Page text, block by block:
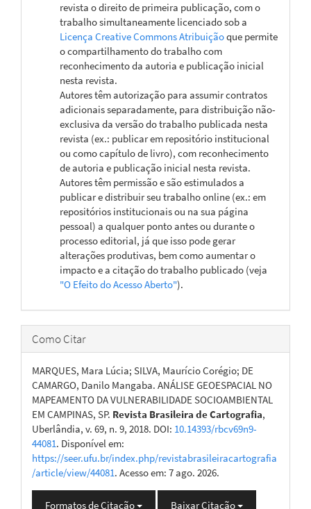
revista o direito de primeira publicação, com o
trabalho simultaneamente licenciado sob a
Licença Creative Commons Atribuiçãoque permite
o compartilhamento do trabalho com
reconhecimento da autoria e publicação inicial
nesta revista.
Autores têm autorização para assumir contratos
adicionais separadamente, para distribuição não-
exclusiva da versão do trabalho publicada nesta
revista (ex.: publicar em repositório institucional
ou como capítulo de livro), com reconhecimento
de autoria e publicação inicial nesta revista.
Autores têm permissão e são estimulados a
publicar e distribuir seu trabalho online (ex.: em
repositórios institucionais ou na sua página
pessoal) a qualquer ponto antes ou durante o
processo editorial, já que isso pode gerar
alterações produtivas, bem como aumentar o
impacto e a citação do trabalho publicado (veja
"O Efeito do Acesso Aberto").
Como Citar
MARQUES, Mara Lúcia; SILVA, Maurício Corégio; DE
CAMARGO, Danilo Mangaba. ANÁLISE GEOESPACIAL NO
MAPEAMENTO DA VULNERABILIDADE SOCIOAMBIENTAL
EM CAMPINAS, SP. Revista Brasileira de Cartografia,
Uberlândia, v. 69, n. 9, 2018. DOI: 10.14393/rbcv69n9-
44081. Disponível em:
https://seer.ufu.br/index.php/revistabrasileiracartografia
/article/view/44081. Acesso em: 7 ago. 2026.
Formatos de Citação Baixar Citação